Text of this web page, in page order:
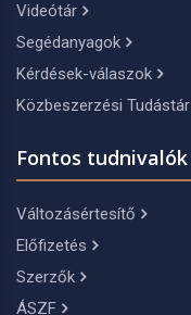
Videótár
Segédanyagok
Kérdések-válaszok
Közbeszerzési Tudástár
Fontos tudnivalók
Változásértesítő
Előfizetés
Szerzők
ÁSZF